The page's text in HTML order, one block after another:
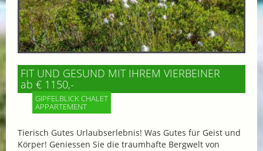
FIT UND GESUND MIT IHREM VIERBEINER
ab € 1150,-
GIPFELBLICK CHALET
APPARTEMENT
Tierisch Gutes Urlaubserlebnis! Was Gutes für Geist und
Körper! Geniessen Sie die traumhafte Bergwelt von